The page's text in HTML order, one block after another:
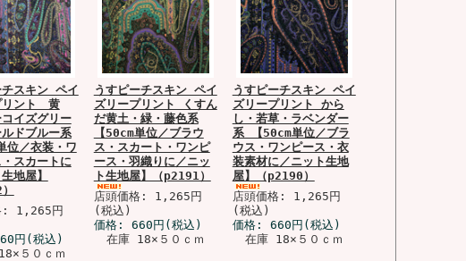
チスキン ペイ
リント 黄
イズグリー
ドブルー系
位／衣装・ワ
スカートに
地屋】
: 1,265円
円 (税込)
５０ｃｍ
うすピーチスキン ペイ
ズリープリント くすん
だ黄土・緑・藤色系
【50cm単位／ブラウ
ス・スカート・ワンピ
ース・羽織りに／ニッ
ト生地屋】（p2191）
店頭価格: 1,265円
(税込)
価格: 660円 (税込)
在庫 18×５０ｃｍ
うすピーチスキン ペイ
ズリープリント から
し・若草・ラベンダー
系 【50cm単位／ブラ
ウス・ワンピース・衣
装素材に／ニット生地
屋】（p2190）
店頭価格: 1,265円
(税込)
価格: 660円 (税込)
在庫 18×５０ｃｍ